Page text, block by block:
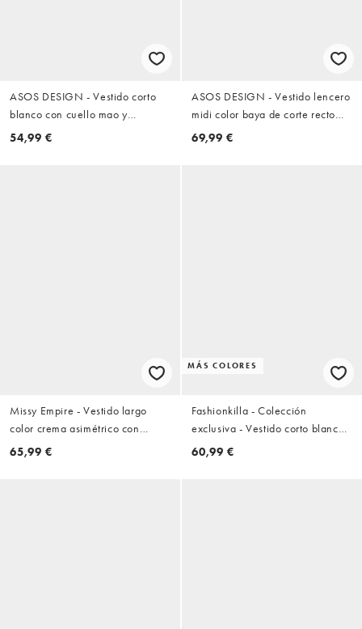
ASOS DESIGN - Vestido corto
blanco con cuello mao y
bordado inglés
54,99 €
ASOS DESIGN - Vestido lencero
midi color baya de corte recto
con ribete de encaje y godets
69,99 €
Missy Empire - Vestido largo
color crema asimétrico con
detalle de hombros drapeados
65,99 €
MÁS COLORES
Fashionkilla - Colección
exclusiva - Vestido corto blanco
con cuello halter, detalle
60,99 €